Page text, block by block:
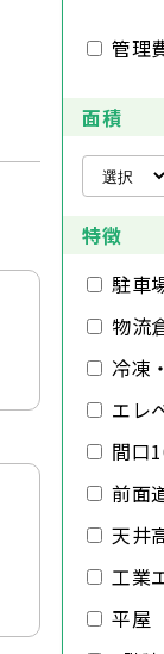
管理
面積
特徴
駐車
物流
冷凍
エレ
間口
前面
天井
工業
平屋